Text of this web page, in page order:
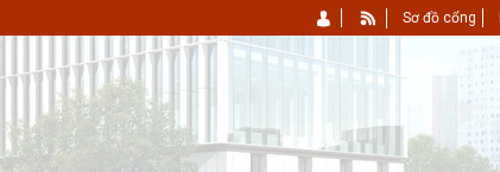
Sơ đồ cổng